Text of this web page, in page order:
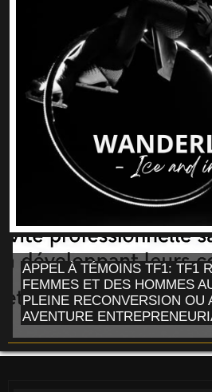
APPEL À TÉMOINS TF1: TF1
FEMMES ET DES HOMMES
PLEINE RECONVERSION OU
AVENTURE